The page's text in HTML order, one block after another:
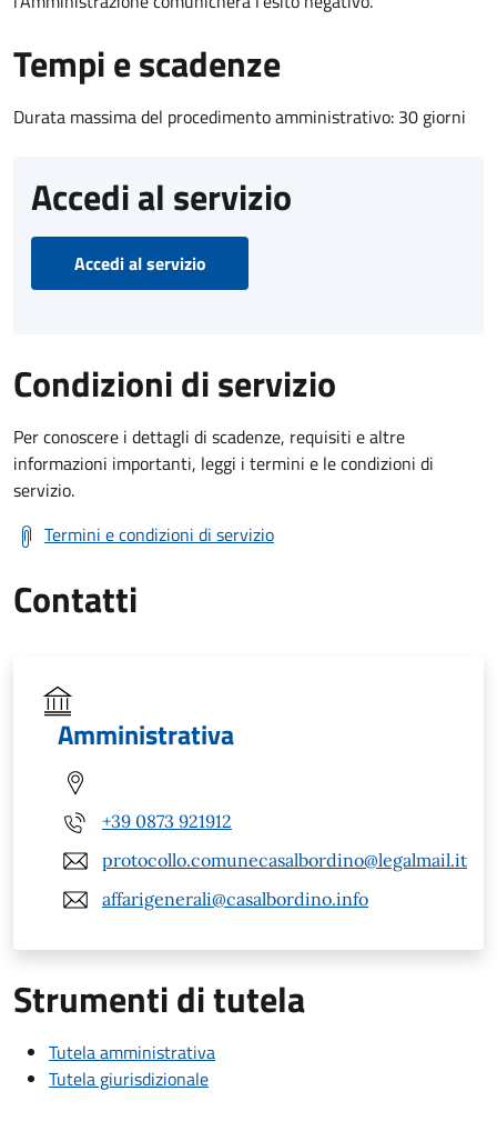
Tempi e scadenze
Durata massima del procedimento amministrativo: 30 giorni
Accedi al servizio
Accedi al servizio
Condizioni di servizio
Per conoscere i dettagli di scadenze, requisiti e altre
informazioni importanti, leggi i termini e le condizioni di
servizio.
Termini e condizioni di servizio
Contatti
Amministrativa
+39 0873 921912
protocollo.comunecasalbordino@legalmail.it
affarigenerali@casalbordino.info
Strumenti di tutela
Tutela amministrativa
Tutela giurisdizionale